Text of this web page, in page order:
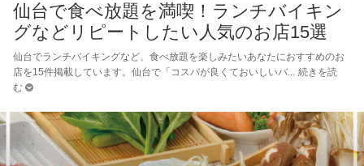
仙台で食べ放題を満喫！ランチバイキン
グなどリピートしたい人気のお店15選
仙台でランチバイキングなど、食べ放題を楽しみたいあなたにおすすめのお
店を15件掲載しています。仙台で「コスパが良くておいしいバ
続きを読
む